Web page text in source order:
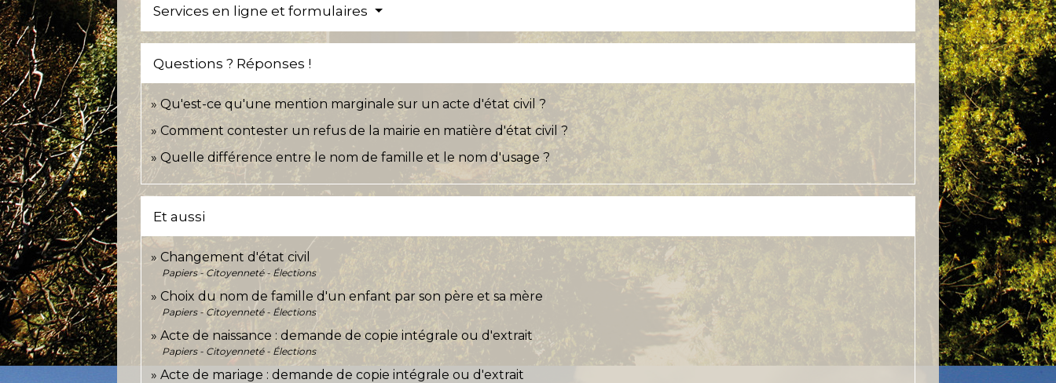
Services en ligne et formulaires
Questions ? Réponses !
Qu'est-ce qu'une mention marginale sur un acte d'état civil ?
Comment contester un refus de la mairie en matière d'état civil ?
Quelle différence entre le nom de famille et le nom d'usage ?
Et aussi
Changement d'état civil
Papiers - Citoyenneté - Élections
Choix du nom de famille d'un enfant par son père et sa mère
Papiers - Citoyenneté - Élections
Acte de naissance : demande de copie intégrale ou d'extrait
Papiers - Citoyenneté - Élections
Acte de mariage : demande de copie intégrale ou d'extrait